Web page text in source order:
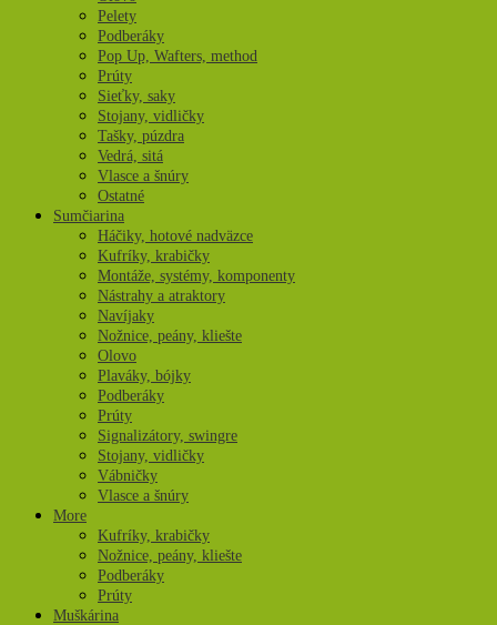
Pelety
Podberáky
Pop Up, Wafters, method
Prúty
Sieťky, saky
Stojany, vidličky
Tašky, púzdra
Vedrá, sitá
Vlasce a šnúry
Ostatné
Sumčiarina
Háčiky, hotové nadväzce
Kufríky, krabičky
Montáže, systémy, komponenty
Nástrahy a atraktory
Navíjaky
Nožnice, peány, kliešte
Olovo
Plaváky, bójky
Podberáky
Prúty
Signalizátory, swingre
Stojany, vidličky
Vábničky
Vlasce a šnúry
More
Kufríky, krabičky
Nožnice, peány, kliešte
Podberáky
Prúty
Muškárina